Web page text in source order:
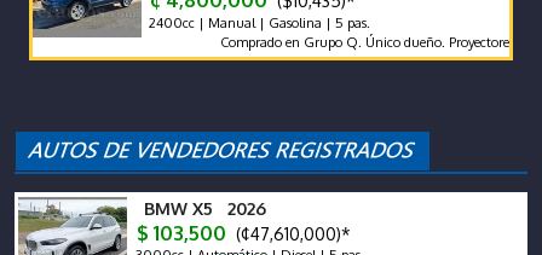
2400cc | Manual | Gasolina | 5 pas.
Comprado en Grupo Q. Único dueño. Proyectores Biled.
BMW X5 2026
$ 103,500 (¢47,610,000)*